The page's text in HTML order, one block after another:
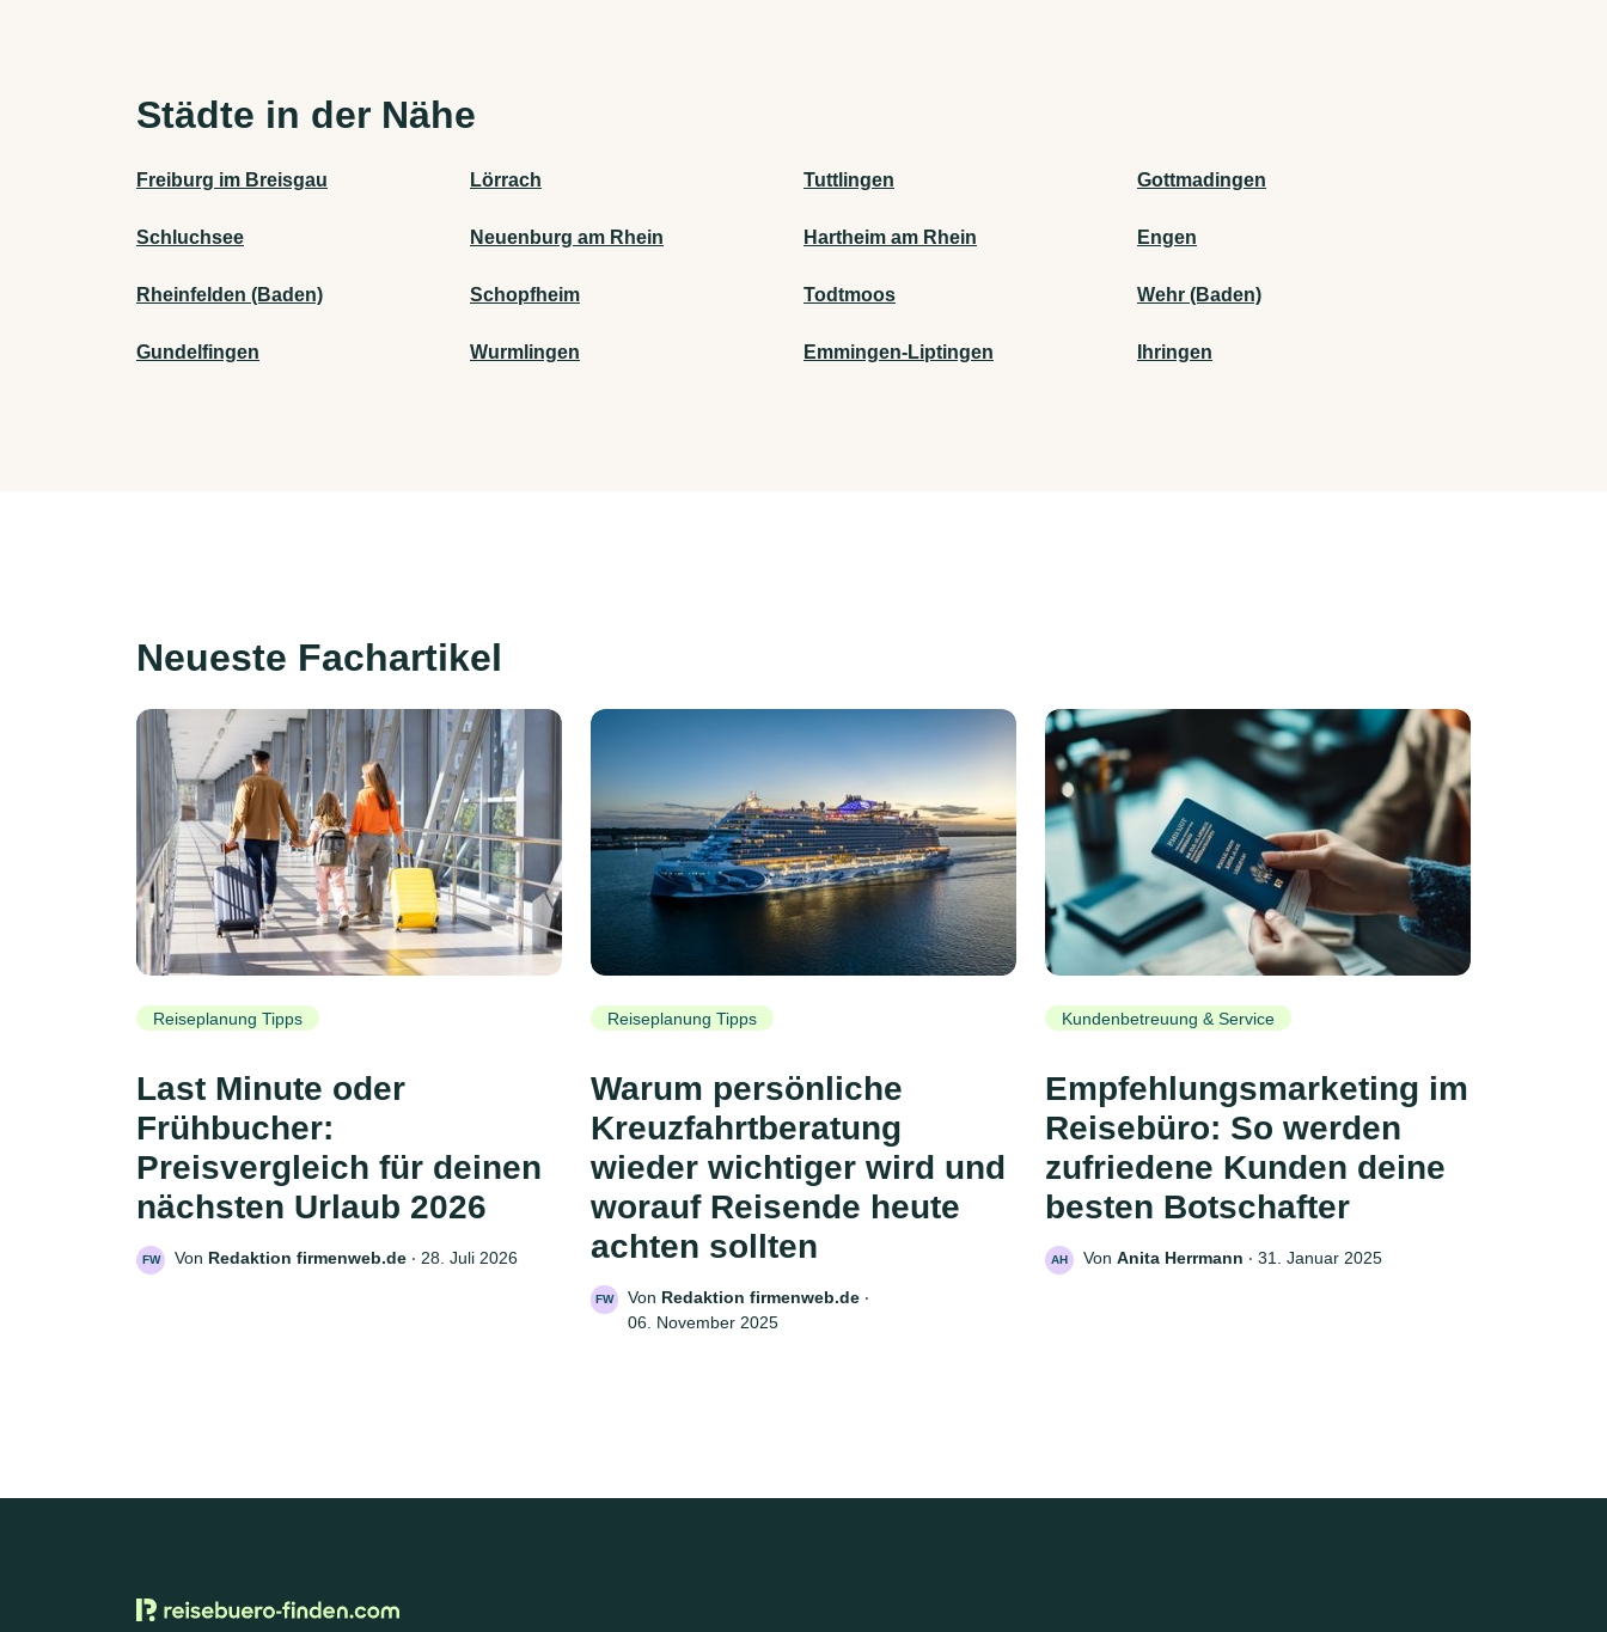
Städte in der Nähe
Freiburg im Breisgau Lörrach Tuttlingen Gottmadingen
Schluchsee Neuenburg am Rhein Hartheim am Rhein Engen
Rheinfelden (Baden) Schopfheim Todtmoos Wehr (Baden)
Gundelfingen Wurmlingen Emmingen-Liptingen Ihringen
Neueste Fachartikel
Reiseplanung Tipps
Last Minute oder
Frühbucher:
Preisvergleich für deinen
nächsten Urlaub 2026
FW Von Redaktion firmenweb.de ‧ 28. Juli 2026
Reiseplanung Tipps
Warum persönliche
Kreuzfahrtberatung
wieder wichtiger wird und
worauf Reisende heute
achten sollten
FW Von Redaktion firmenweb.de ‧
06. November 2025
Kundenbetreuung & Service
Empfehlungsmarketing im
Reisebüro: So werden
zufriedene Kunden deine
besten Botschafter
AH Von Anita Herrmann ‧ 31. Januar 2025